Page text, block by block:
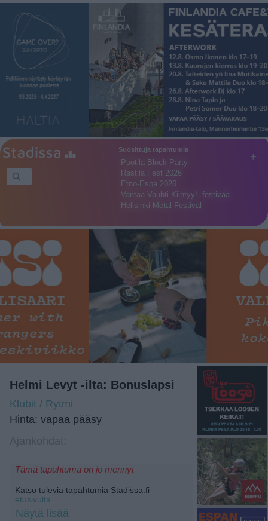
+
Suosittuja tapahtumia
Puotila Block Party
Rastila Fest 2026
Etno-Espa 2026
Vantaa Vauhti Kiihtyy! -festivaa…
Hellsinki Metal Festival
Helmi Levyt -ilta: Bonuslapsi
Klubit / Rytmi
Hinta: vapaa pääsy
Tämä tapahtuma on jo mennyt
Katso tulevia tapahtumia Stadissa.fi -
etusivulta.
Näytä lisää